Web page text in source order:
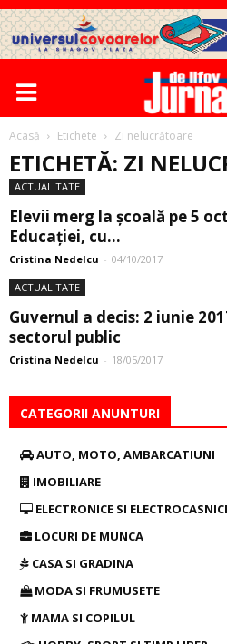
Acasă Etichete Zi nelucrătoare
ETICHETĂ: ZI
ACTUALITATE
Elevii merg la şcoală pe 5
Educaţiei, cu...
Cristina Nedelcu - 04/10/2017
ACTUALITATE
Guvernul a decis: 2 iunie
sectorul public
Cristina Nedelcu - 18/05/2017
CATEGORII ANUNTURI
AUTO, MOTO, AMBARCATIUNI
IMOBILIARE
ELECTRONICE SI
LOCURI DE MUNCA
CASA SI GRADINA
MODA SI FRUMUSETE
MAMA SI COPILUL